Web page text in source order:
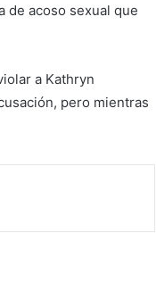
de acoso sexual que
a Kathryn
pero mientras